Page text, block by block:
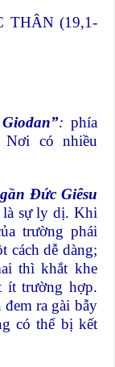
(19,1-
: phía
Nơi có nhiều
Đức Giêsu
là sự ly dị. Khi
trường phái
cách dễ dàng;
thì khắt khe
ít trường hợp.
ra gài bẫy
có thể bị kết